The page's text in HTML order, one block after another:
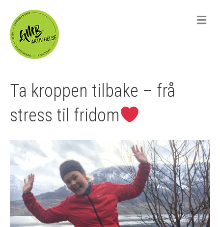
M
e
Ta kroppen tilbake – frå
stress til fridom